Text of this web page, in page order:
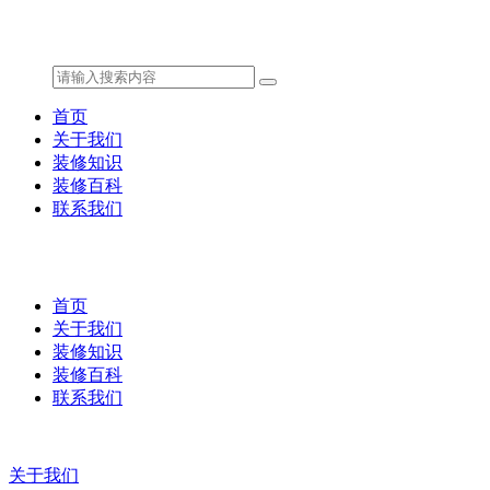
首页
关于我们
装修知识
装修百科
联系我们
首页
关于我们
装修知识
装修百科
联系我们
关于我们